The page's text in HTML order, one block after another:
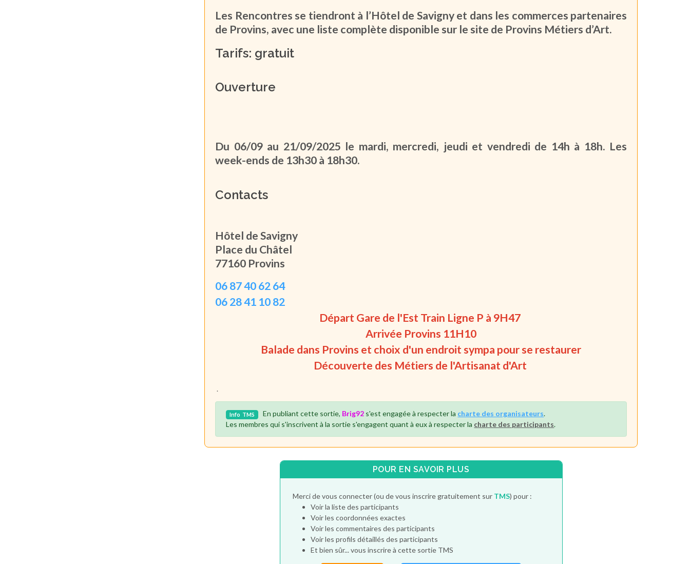
Les Rencontres se tiendront à l’Hôtel de Savigny et dans les commerces partenaires
de Provins, avec une liste complète disponible sur le site de Provins Métiers d’Art.
Tarifs: gratuit
Ouverture
Du 06/09 au 21/09/2025 le mardi, mercredi, jeudi et vendredi de 14h à 18h. Les
week-ends de 13h30 à 18h30.
Contacts
Hôtel de Savigny
Place du Châtel
77160 Provins
06 87 40 62 64
06 28 41 10 82
Départ Gare de l'Est Train Ligne P à 9H47
Arrivée Provins 11H10
Balade dans Provins et choix d'un endroit sympa pour se restaurer
Découverte des Métiers de l'Artisanat d'Art
.
Info TMS En publiant cette sortie, Brig92 s'est engagée à respecter la charte des organisateurs.
Les membres qui s'inscrivent à la sortie s'engagent quant à eux à respecter la charte des participants.
POUR EN SAVOIR PLUS
Merci de vous connecter (ou de vous inscrire gratuitement sur TMS) pour :
Voir la liste des participants
Voir les coordonnées exactes
Voir les commentaires des participants
Voir les profils détaillés des participants
Et bien sûr... vous inscrire à cette sortie TMS